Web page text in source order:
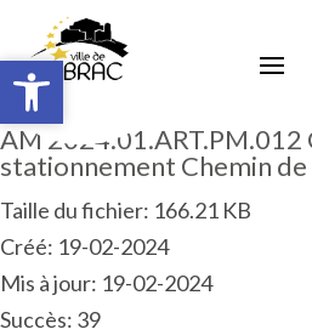
Ouvrir la barre d’outils
AM
stationnement Chemin
Taille du fichier: 166.21 KB
Créé: 19-02-2024
Mis à jour: 19-02-2024
Succès: 39
Ouvrir la barre d’outils